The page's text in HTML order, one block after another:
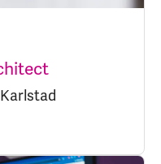
Karlstad